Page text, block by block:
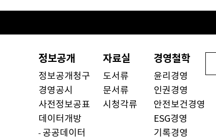
정보공개
정보공개청구
경영공시
사전정보공표
데이터개방
공공데이터
자료실
도서류
문서류
시청각류
경영철학
윤리경영
인권경영
안전보건경영
ESG경영
기록경영